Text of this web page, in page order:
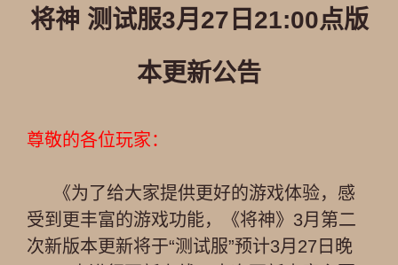
将神 测试服3月27日21​:00点版
本更新公告
尊敬的各位玩家：
《为了给大家提供更好的游戏体验，感
受到更丰富的游戏功能，《将神》3月第二
次新版本更新将于“测试服”预计3月27日晚